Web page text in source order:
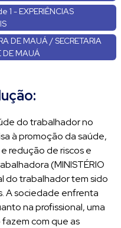
1 - EXPERIÊNCIAS
DE MAUÁ / SECRETARIA
DE MAUÁ
do trabalhador no
à promoção da saúde,
redução de riscos e
(MINISTÉRIO
do trabalhador tem sido
A sociedade enfrenta
na profissional, uma
com que as